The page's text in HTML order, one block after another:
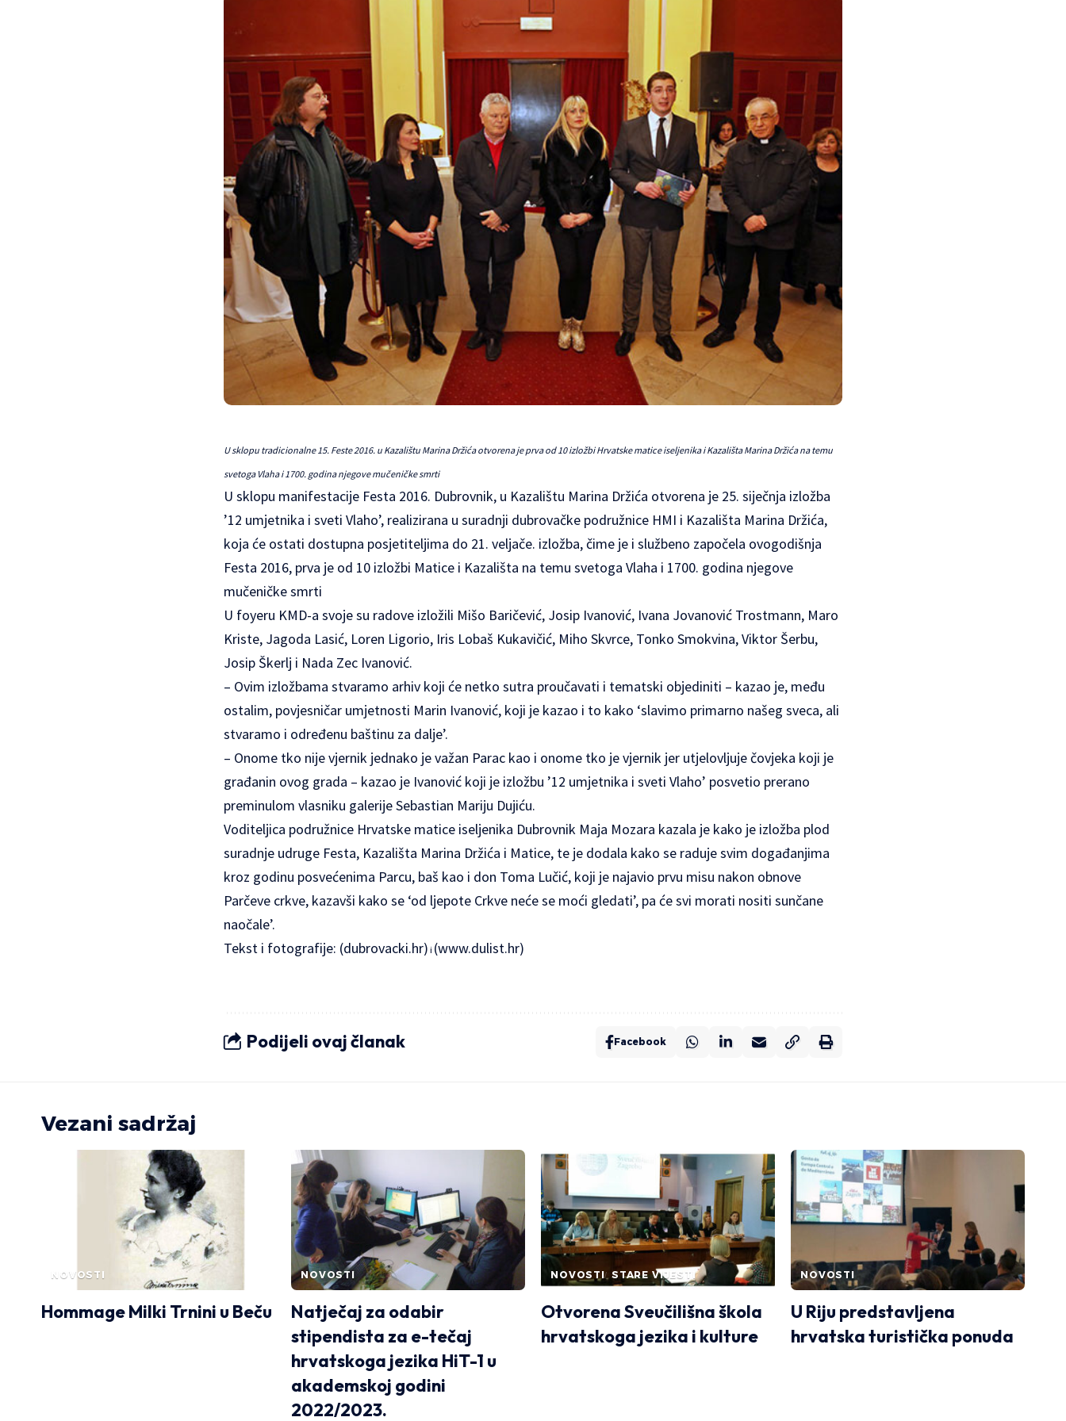
U sklopu tradicionalne 15. Feste 2016. u Kazalištu Marina Držića otvorena je prva od 10 izložbi Hrvatske matice iseljenika i Kazališta Marina Držića na temu
svetoga Vlaha i 1700. godina njegove mučeničke smrti
U sklopu manifestacije Festa 2016. Dubrovnik, u Kazalištu Marina Držića otvorena je 25. siječnja izložba
’12 umjetnika i sveti Vlaho’, realizirana u suradnji dubrovačke podružnice HMI i Kazališta Marina Držića,
koja će ostati dostupna posjetiteljima do 21. veljače. izložba, čime je i službeno započela ovogodišnja
Festa 2016, prva je od 10 izložbi Matice i Kazališta na temu svetoga Vlaha i 1700. godina njegove
mučeničke smrti
U foyeru KMD-a svoje su radove izložili Mišo Baričević, Josip Ivanović, Ivana Jovanović Trostmann, Maro
Kriste, Jagoda Lasić, Loren Ligorio, Iris Lobaš Kukavičić, Miho Skvrce, Tonko Smokvina, Viktor Šerbu,
Josip Škerlj i Nada Zec Ivanović.
– Ovim izložbama stvaramo arhiv koji će netko sutra proučavati i tematski objediniti – kazao je, među
ostalim, povjesničar umjetnosti Marin Ivanović, koji je kazao i to kako ‘slavimo primarno našeg sveca, ali
stvaramo i određenu baštinu za dalje’.
– Onome tko nije vjernik jednako je važan Parac kao i onome tko je vjernik jer utjelovljuje čovjeka koji je
građanin ovog grada – kazao je Ivanović koji je izložbu ’12 umjetnika i sveti Vlaho’ posvetio prerano
preminulom vlasniku galerije Sebastian Mariju Dujiću.
Voditeljica podružnice Hrvatske matice iseljenika Dubrovnik Maja Mozara kazala je kako je izložba plod
suradnje udruge Festa, Kazališta Marina Držića i Matice, te je dodala kako se raduje svim događanjima
kroz godinu posvećenima Parcu, baš kao i don Toma Lučić, koji je najavio prvu misu nakon obnove
Parčeve crkve, kazavši kako se ‘od ljepote Crkve neće se moći gledati’, pa će svi morati nositi sunčane
naočale’.
Tekst i fotografije: (dubrovacki.hr) i (www.dulist.hr)
Podijeli ovaj članak Facebook
Vezani sadržaj
NOVOSTI
Hommage Milki Trnini u Beču
NOVOSTI
Natječaj za odabir
stipendista za e-tečaj
hrvatskoga jezika HiT-1 u
akademskoj godini
2022/2023.
NOVOSTI STARE VIJESTI
Otvorena Sveučilišna škola
hrvatskoga jezika i kulture
NOVOSTI
U Riju predstavljena
hrvatska turistička ponuda